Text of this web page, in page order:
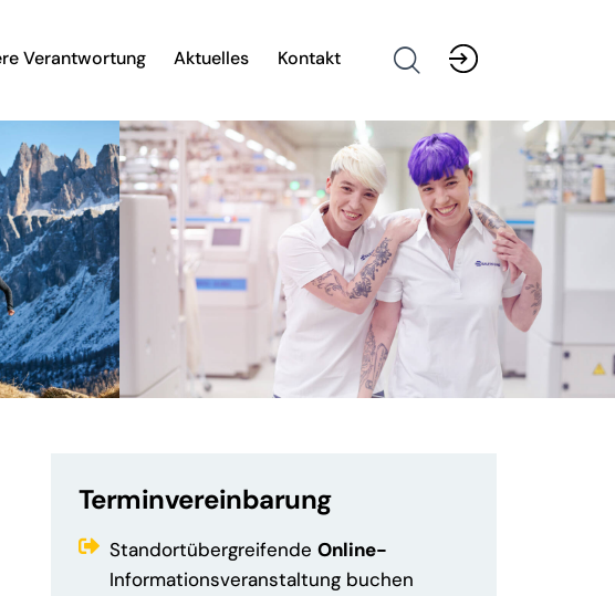
Verantwortung Aktuelles Kontakt
Terminvereinbarung
StandortübergreifendeOnline-
Informationsveranstaltung buchen